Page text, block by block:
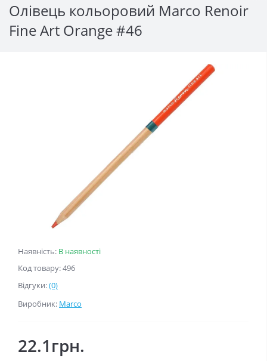
Олівець кольоровий Marco Renoir
Fine Art Orange #46
Наявність: В наявності
Код товару: 496
Відгуки:(0)
Виробник: Marco
22.1грн.